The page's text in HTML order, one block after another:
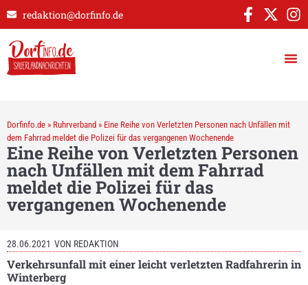
redaktion@dorfinfo.de
Dorfinfo.de » Ruhrverband » Eine Reihe von Verletzten Personen nach Unfällen mit
dem Fahrrad meldet die Polizei für das vergangenen Wochenende
Eine Reihe von Verletzten Personen
nach Unfällen mit dem Fahrrad
meldet die Polizei für das
vergangenen Wochenende
28.06.2021 VON REDAKTION
Verkehrsunfall mit einer leicht verletzten Radfahrerin in
Winterberg